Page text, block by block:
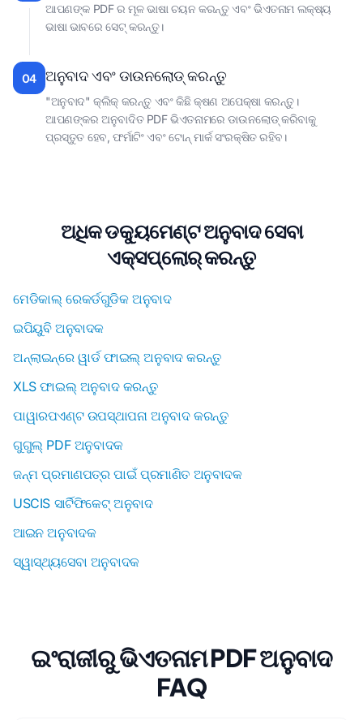
ଆପଣଙ୍କ PDF ର ମୂଳ ଭାଷା ଚୟନ କରନ୍ତୁ ଏବଂ ଭିଏତନାମ ଲକ୍ଷ୍ୟ
ଭାଷା ଭାବରେ ସେଟ୍ କରନ୍ତୁ।
04 ଅନୁବାଦ ଏବଂ ଡାଉନଲୋଡ୍ କରନ୍ତୁ
"ଅନୁବାଦ" କ୍ଲିକ୍ କରନ୍ତୁ ଏବଂ କିଛି କ୍ଷଣ ଅପେକ୍ଷା କରନ୍ତୁ।
ଆପଣଙ୍କର ଅନୁବାଦିତ PDF ଭିଏତନାମରେ ଡାଉନଲୋଡ୍ କରିବାକୁ
ପ୍ରସ୍ତୁତ ହେବ, ଫର୍ମାଟିଂ ଏବଂ ଟୋନ୍ ମାର୍କ ସଂରକ୍ଷିତ ରହିବ।
ଅଧିକ ଡକ୍ୟୁମେଣ୍ଟ ଅନୁବାଦ ସେବା
ଏକ୍ସପ୍ଲୋର୍ କରନ୍ତୁ
ମେଡିକାଲ୍ ରେକର୍ଡଗୁଡିକ ଅନୁବାଦ
ଇପିୟୁବି ଅନୁବାଦକ
ଅନ୍ଲାଇନ୍ରେ ୱାର୍ଡ ଫାଇଲ୍ ଅନୁବାଦ କରନ୍ତୁ
XLS ଫାଇଲ୍ ଅନୁବାଦ କରନ୍ତୁ
ପାୱାରପଏଣ୍ଟ ଉପସ୍ଥାପନା ଅନୁବାଦ କରନ୍ତୁ
ଗୁଗୁଲ୍ PDF ଅନୁବାଦକ
ଜନ୍ମ ପ୍ରମାଣପତ୍ର ପାଇଁ ପ୍ରମାଣିତ ଅନୁବାଦକ
USCIS ସାର୍ଟିଫିକେଟ୍ ଅନୁବାଦ
ଆଇନ ଅନୁବାଦକ
ସ୍ୱାସ୍ଥ୍ୟସେବା ଅନୁବାଦକ
ଇଂରାଜୀରୁ ଭିଏତନାମ PDF ଅନୁବାଦ
FAQ